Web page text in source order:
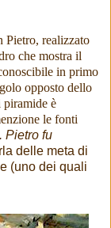
Pietro, realizzato
che mostra il
in primo
opposto dello
piramide è
le fonti
Pietro fu
delle meta di
(uno dei quali